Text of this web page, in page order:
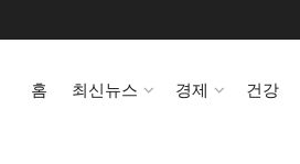
홈 최신뉴스 경제 건강